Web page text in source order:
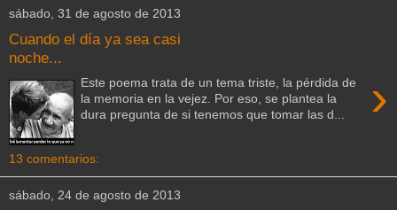
sábado, 31 de agosto de 2013
Cuando el día ya sea casi
noche...
›
Este poema trata de un tema triste, la pérdida de
la memoria en la vejez. Por eso, se plantea la
dura pregunta de si tenemos que tomar las d...
13 comentarios:
sábado, 24 de agosto de 2013